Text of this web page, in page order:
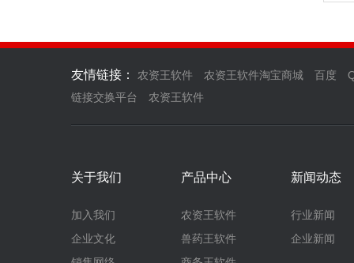
友情链接： 农资王软件 农资王软件淘宝商城 百度
链接交换平台
农资王软件
关于我们
加入我们
企业文化
产品中心
农资王软件
兽药王软件
新闻动态
行业新闻
企业新闻